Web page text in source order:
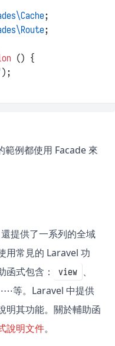
;
;
() {
);
範例都使用 Facade 來
提供了一系列的全域
用常見的 Laravel 功
函式包含：
view 、
等。Laravel 中提供
明其功能。關於輔助函
說明文件。